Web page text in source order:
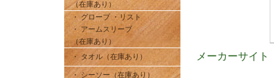
（在庫あり）
・ グローブ ・リスト
・ アームスリーブ
（在庫あり）
・ タオル（在庫あり）
・ シーソー（在庫あり）
メーカーサイト